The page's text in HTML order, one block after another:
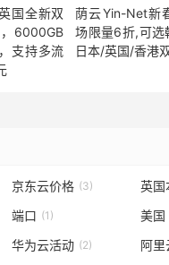
国全新双
6000GB
支持多流
荫云Yin-Net新
场限量6折,可
日本/英国/香港
京东云价格 (3) 英国
端口 (1) 美
华为云活动 (2) 阿里